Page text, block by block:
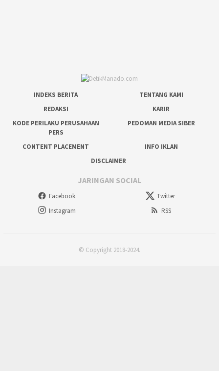
INDEKS BERITA
TENTANG KAMI
REDAKSI
KARIR
KODE PERILAKU PERUSAHAAN
PERS
PEDOMAN MEDIA SIBER
CONTENT PLACEMENT
INFO IKLAN
DISCLAIMER
JARINGAN SOCIAL
Facebook
Twitter
Instagram
RSS
© Copyright 2018-2024.